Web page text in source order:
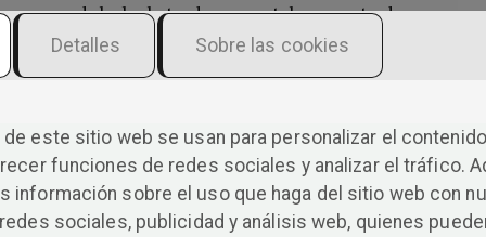
que endulzaba la tarde, que estaba a punto de
frías filigranas de la noche. En la calle, donde siempre
necesarias para enfrentar las ácidas indiferencias de
anticipado de la nada que nos aguarda a los hombres y
con el absurdo de las cosas, creó el primer paso
promesa de su íntima solitaria libertad.
este sitio web se usan para personalizar el
funciones de redes sociales y analizar el tráfico.
información sobre el uso que haga del sitio web con
sociales, publicidad y análisis web, quienes
Detalles Sobre las cookies